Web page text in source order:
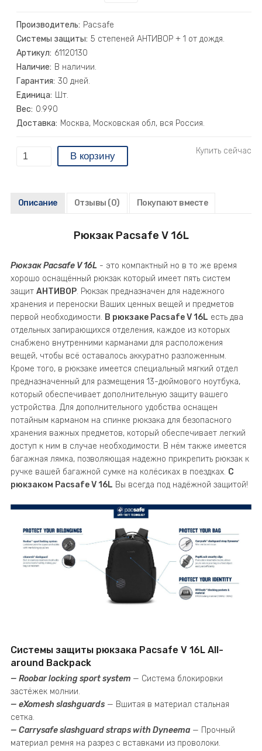
Производитель: Pacsafe
Системы защиты: 5 степеней АНТИВОР + 1 от дождя.
Артикул: 61120130
Наличие: В наличии.
Гарантия: 30 дней.
Единица: Шт.
Вес: 0.990
Доставка: Москва, Московская обл, вся Россия.
Описание Отзывы (0) Покупают вместе
Рюкзак Pacsafe V 16L
Рюкзак Pacsafe V 16L- это компактный но в то же время
хорошо оснащённый рюкзак который имеет пять систем
защит АНТИВОР. Рюкзак предназначен для надежного
хранения и переноски Ваших ценных вещей и предметов
первой необходимости. В рюкзаке Pacsafe V 16L есть два
отдельных запирающихся отделения, каждое из которых
снабжено внутренними карманами для расположения
вещей, чтобы всё оставалось аккуратно разложенным.
Кроме того, в рюкзаке имеется специальный мягкий отдел
предназначенный для размещения 13-дюймового ноутбука,
который обеспечивает дополнительную защиту вашего
устройства. Для дополнительного удобства оснащен
потайным карманом на спинке рюкзака для безопасного
хранения важных предметов, который обеспечивает легкий
доступ к ним в случае необходимости. В нём также имеется
багажная лямка, позволяющая надежно прикрепить рюкзак к
ручке вашей багажной сумке на колёсиках в поездках. С
рюкзаком Pacsafe V 16L Вы всегда под надёжной защитой!
Системы защиты рюкзака Pacsafe V 16L All-
around Backpack
— Roobar locking sport system — Система блокировки
застёжек молнии.
— eXomesh slashguards— Вшитая в материал стальная
сетка.
— Carrysafe slashguard straps with Dyneema— Прочный
материал ремня на разрез с вставками из проволоки.